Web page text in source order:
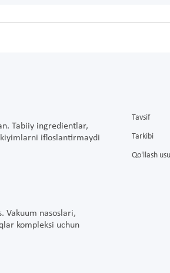
Tabiiy ingredientlar,
ifloslantirmaydi
Vakuum nasoslari,
kompleksi uchun
Tavsif
Tarkibi
Qo'llash